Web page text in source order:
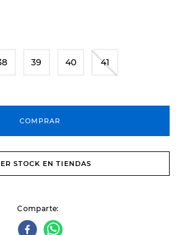
39 40 41
COMPRAR
STOCK EN TIENDAS
Comparte